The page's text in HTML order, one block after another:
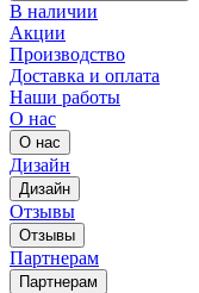
В наличии
Акции
Производство
Доставка и оплата
Наши работы
О нас
О нас
Дизайн
Дизайн
Отзывы
Отзывы
Партнерам
Партнерам